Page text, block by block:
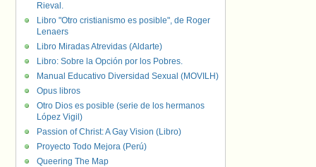
Rieval.
Libro "Otro cristianismo es posible", de Roger
Lenaers
Libro Miradas Atrevidas (Aldarte)
Libro: Sobre la Opción por los Pobres.
Manual Educativo Diversidad Sexual (MOVILH)
Opus libros
Otro Dios es posible (serie de los hermanos
López Vigil)
Passion of Christ: A Gay Vision (Libro)
Proyecto Todo Mejora (Perú)
Queering The Map